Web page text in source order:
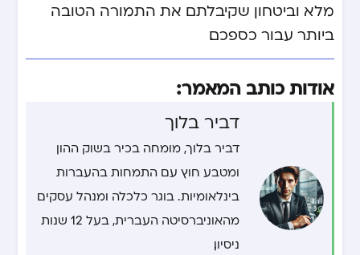
מלא וביטחון שקיבלתם את התמורה הטובה
ביותר עבור כספכם.
אודות כותב המאמר:
דביר בלוך
דביר בלוך, מומחה בכיר בשוק ההון
ומטבע חוץ עם התמחות בהעברות
בינלאומיות. בוגר כלכלה ומנהל עסקים
מהאוניברסיטה העברית, בעל 12 שנות
ניסיון.